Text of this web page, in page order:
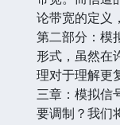
论带宽的定义
第二部分：模
形式，虽然在
理对于理解更
三章：模拟信
要调制？我们